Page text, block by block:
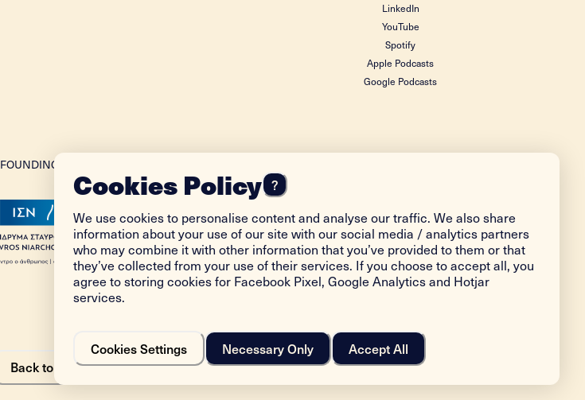
LinkedIn
YouTube
Spotify
Apple Podcasts
Google Podcasts
FOUNDING DONOR
Back to top Designed & Developed by
Cookies Policy ?
We use cookies to personalise content and analyse our traffic. We also share
information about your use of our site with our social media / analytics partners
who may combine it with other information that you’ve provided to them or that
they’ve collected from your use of their services. If you choose to accept all, you
agree to storing cookies for Facebook Pixel, Google Analytics and Hotjar
services.
Cookies Settings Necessary Only Accept All